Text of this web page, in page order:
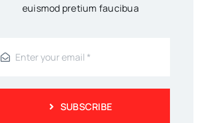
euismod pretium faucibua
SUBSCRIBE